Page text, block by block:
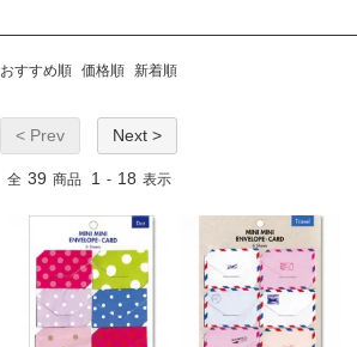
おすすめ順 価格順 新着順
< Prev Next >
全 39 商品 1 - 18 表示